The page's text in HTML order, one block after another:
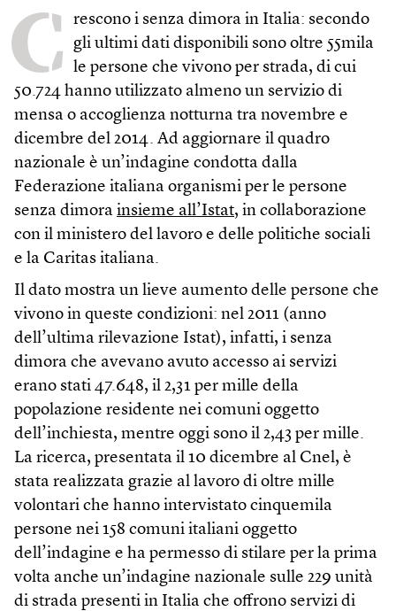
C
rescono i senza dimora in Italia: secondo
gli ultimi dati disponibili sono oltre 55mila
le persone che vivono per strada, di cui
50.724 hanno utilizzato almeno un servizio di
mensa o accoglienza notturna tra novembre e
dicembre del 2014. Ad aggiornare il quadro
nazionale è un’indagine condotta dalla
Federazione italiana organismi per le persone
senza dimora insieme all’Istat, in collaborazione
con il ministero del lavoro e delle politiche sociali
e la Caritas italiana.
Il dato mostra un lieve aumento delle persone che
vivono in queste condizioni: nel 2011 (anno
dell’ultima rilevazione Istat), infatti, i senza
dimora che avevano avuto accesso ai servizi
erano stati 47.648, il 2,31 per mille della
popolazione residente nei comuni oggetto
dell’inchiesta, mentre oggi sono il 2,43 per mille.
La ricerca, presentata il 10 dicembre al Cnel, è
stata realizzata grazie al lavoro di oltre mille
volontari che hanno intervistato cinquemila
persone nei 158 comuni italiani oggetto
dell’indagine e ha permesso di stilare per la prima
volta anche un’indagine nazionale sulle 229 unità
di strada presenti in Italia che offrono servizi di